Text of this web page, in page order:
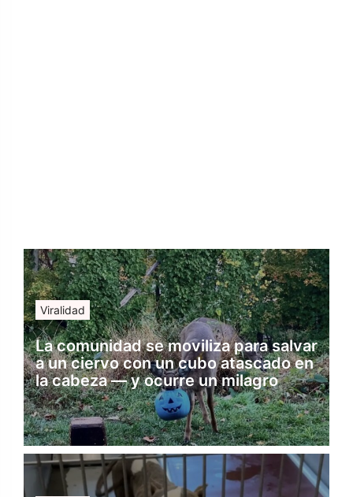
Viralidad
La comunidad se moviliza para salvar
a un ciervo con un cubo atascado en
la cabeza — y ocurre un milagro